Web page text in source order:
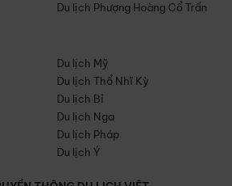
Du lịch Phượng Hoàng Cổ Trấn
Du lịch Mỹ
Du lịch Thổ Nhĩ Kỳ
Du lịch Bỉ
Du lịch Nga
Du lịch Pháp
Du lịch Ý